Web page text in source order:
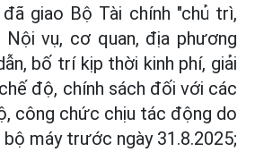
giao Bộ Tài chính "chủ trì,
vụ, cơ quan, địa phương
bố trí kịp thời kinh phí, giải
độ, chính sách đối với các
công chức chịu tác động do
máy trước ngày 31.8.2025;